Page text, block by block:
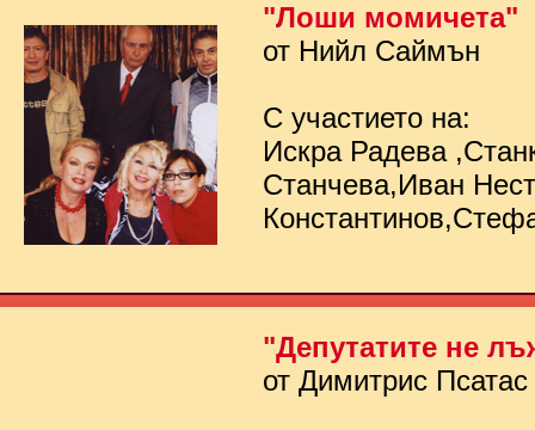
"Лоши момичета"
от Нийл Саймън
С участието на:
Искра Радева
Станчева,Иван
"Депутатите не
от Димитрис Псатас